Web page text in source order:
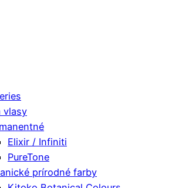
vlasy
Elixir / Infiniti
PureTone
prírodné farby